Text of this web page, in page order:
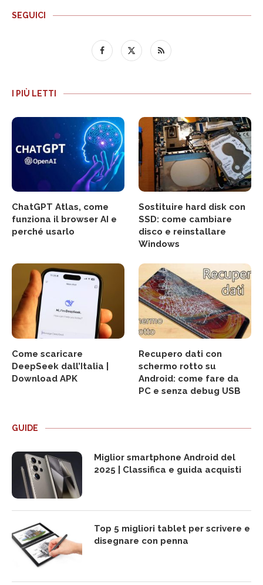
SEGUICI
I PIÙ LETTI
ChatGPT Atlas, come
funziona il browser AI e
perché usarlo
Sostituire hard disk con
SSD: come cambiare
disco e reinstallare
Windows
Come scaricare
DeepSeek dall’Italia |
Download APK
Recupero dati con
schermo rotto su
Android: come fare da
PC e senza debug USB
GUIDE
Miglior smartphone Android del
2025 | Classifica e guida acquisti
Top 5 migliori tablet per scrivere e
disegnare con penna